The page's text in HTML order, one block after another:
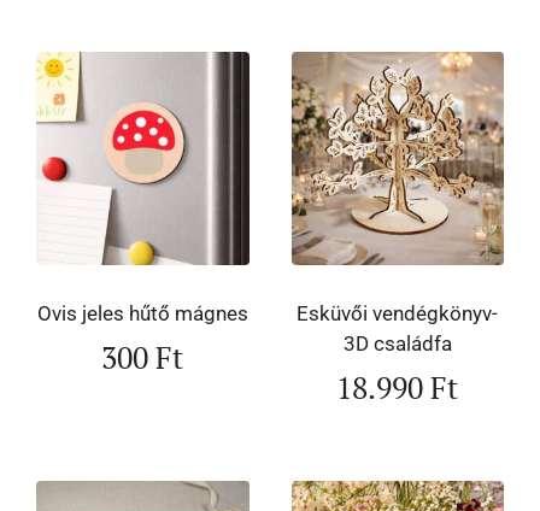
Ovis jeles hűtő mágnes
300Ft
Esküvői vendégkönyv-
3D családfa
18.990Ft